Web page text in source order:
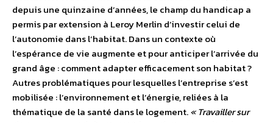
depuis une quinzaine d’années, le champ du handicap a
permis par extension à Leroy Merlin d’investir celui de
l’autonomie dans l’habitat. Dans un contexte où
l’espérance de vie augmente et pour anticiper l’arrivée du
grand âge : comment adapter efficacement son habitat ?
Autres problématiques pour lesquelles l’entreprise s’est
mobilisée : l’environnement et l’énergie, reliées à la
thématique de la santé dans le logement.« Travailler sur